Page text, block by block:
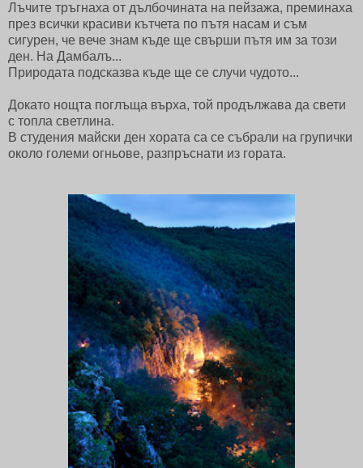
Лъчите тръгнаха от дълбочината на пейзажа, преминаха
през всички красиви кътчета по пътя насам и съм
сигурен, че вече знам къде ще свърши пътя им за този
ден. На Дамбалъ...
Природата подсказва къде ще се случи чудото...
Докато нощта поглъща върха, той продължава да свети
с топла светлина.
В студения майски ден хората са се събрали на групички
около големи огньове, разпръснати из гората.